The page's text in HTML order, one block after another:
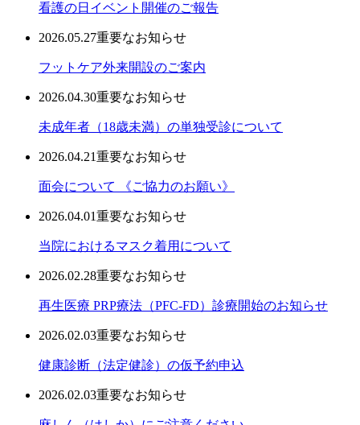
看護の日イベント開催のご報告
2026.05.27重要なお知らせ
フットケア外来開設のご案内
2026.04.30重要なお知らせ
未成年者（18歳未満）の単独受診について
2026.04.21重要なお知らせ
面会について 《ご協力のお願い》
2026.04.01重要なお知らせ
当院におけるマスク着用について
2026.02.28重要なお知らせ
再生医療 PRP療法（PFC-FD）診療開始のお知らせ
2026.02.03重要なお知らせ
健康診断（法定健診）の仮予約申込
2026.02.03重要なお知らせ